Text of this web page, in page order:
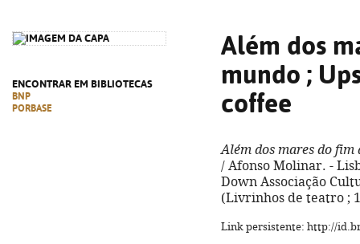
ENCONTRAR EM BIBLIOTECAS
BNP
PORBASE
Além dos
mundo ;
coffee
Além dos mares do fim
/ Afonso Molinar. -
Down Associação
(Livrinhos de teatro ;
Link persistente: http://